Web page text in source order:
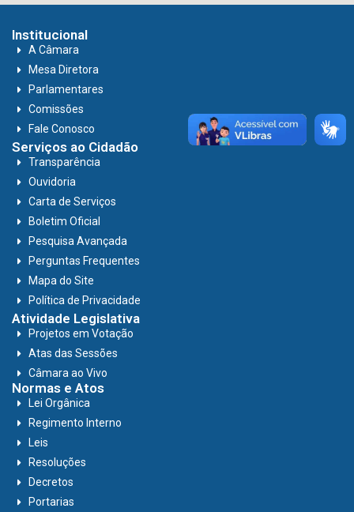
Institucional
A Câmara
Mesa Diretora
Parlamentares
Comissões
Fale Conosco
Serviços ao Cidadão
Transparência
Ouvidoria
Carta de Serviços
Boletim Oficial
Pesquisa Avançada
Perguntas Frequentes
Mapa do Site
Política de Privacidade
Atividade Legislativa
Projetos em Votação
Atas das Sessões
Câmara ao Vivo
Normas e Atos
Lei Orgânica
Regimento Interno
Leis
Resoluções
Decretos
Portarias